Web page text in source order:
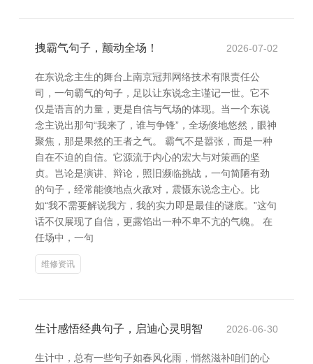
拽霸气句子，颤动全场！ 2026-07-02
在东说念主生的舞台上南京冠邦网络技术有限责任公
司，一句霸气的句子，足以让东说念主谨记一世。它不
仅是语言的力量，更是自信与气场的体现。当一个东说
念主说出那句“我来了，谁与争锋”，全场倏地悠然，眼神
聚焦，那是果然的王者之气。 霸气不是嚣张，而是一种
自在不迫的自信。它源流于内心的宏大与对策画的坚
贞。岂论是演讲、辩论，照旧濒临挑战，一句简陋有劲
的句子，经常能倏地点火敌对，震慑东说念主心。比
如“我不需要解说我方，我的实力即是最佳的谜底。”这句
话不仅展现了自信，更露馅出一种不卑不亢的气魄。 在
任场中，一句
维修资讯
生计感悟经典句子，启迪心灵明智 2026-06-30
生计中，总有一些句子如春风化雨，悄然滋补咱们的心